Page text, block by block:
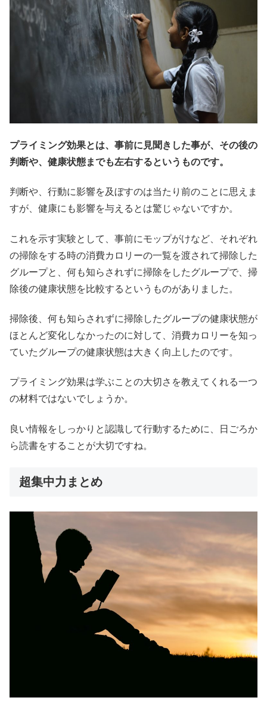
プライミング効果とは、事前に見聞きした事が、その後の
判断や、健康状態までも左右するというものです。
判断や、行動に影響を及ぼすのは当たり前のことに思えま
すが、健康にも影響を与えるとは驚じゃないですか。
これを示す実験として、事前にモップがけなど、それぞれ
の掃除をする時の消費カロリーの一覧を渡されて掃除した
グループと、何も知らされずに掃除をしたグループで、掃
除後の健康状態を比較するというものがありました。
掃除後、何も知らされずに掃除したグループの健康状態が
ほとんど変化しなかったのに対して、消費カロリーを知っ
ていたグループの健康状態は大きく向上したのです。
プライミング効果は学ぶことの大切さを教えてくれる一つ
の材料ではないでしょうか。
良い情報をしっかりと認識して行動するために、日ごろか
ら読書をすることが大切ですね。
超集中力まとめ